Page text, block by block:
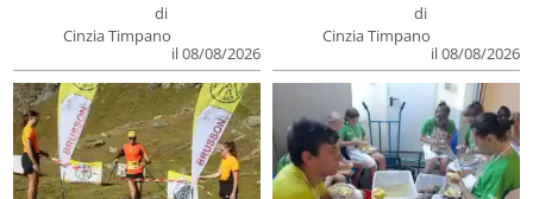
di
Cinzia Timpano
il 08/08/2026
di
Cinzia Timpano
il 08/08/2026